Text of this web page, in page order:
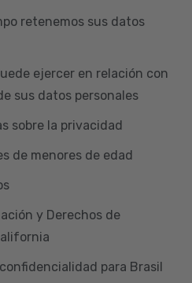
retenemos sus datos
ejercer en relación con
sus datos personales
sobre la privacidad
de menores de edad
y Derechos de
para Brasil